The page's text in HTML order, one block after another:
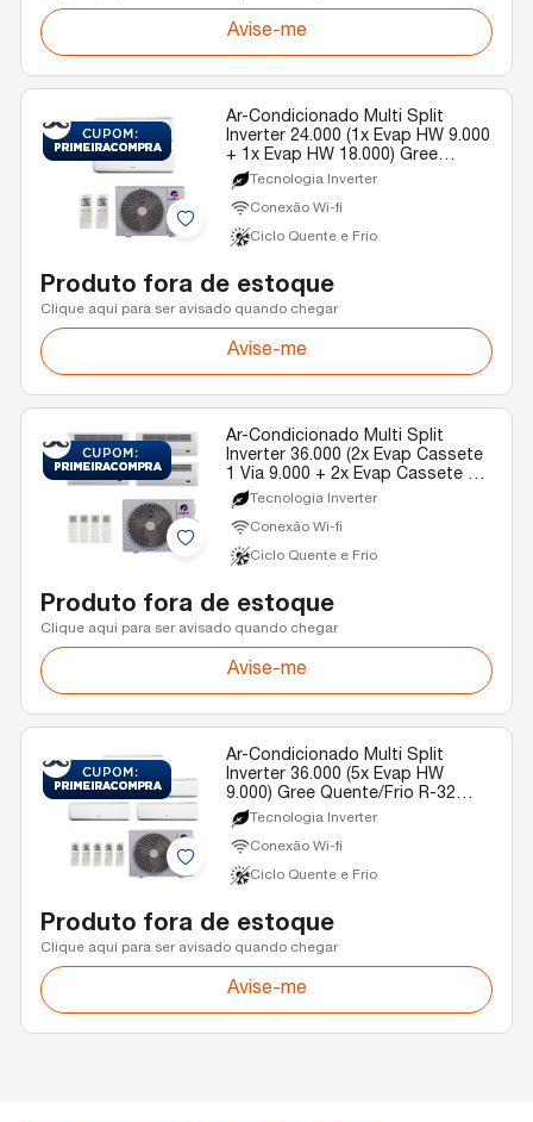
Avise-me
Ar-Condicionado Multi Split
Inverter 24.000 (1x Evap HW 9.000
+ 1x Evap HW 18.000) Gree
Quente/Frio 220v
Tecnologia Inverter
Conexão Wi-fi
Ciclo Quente e Frio
Produto fora de estoque
Clique aqui para ser avisado quando chegar
Avise-me
Ar-Condicionado Multi Split
Inverter 36.000 (2x Evap Cassete
1 Via 9.000 + 2x Evap Cassete 1
Via 18.000) Gree Quente/Frio R-
32 220v
Tecnologia Inverter
Conexão Wi-fi
Ciclo Quente e Frio
Produto fora de estoque
Clique aqui para ser avisado quando chegar
Avise-me
Ar-Condicionado Multi Split
Inverter 36.000 (5x Evap HW
9.000) Gree Quente/Frio R-32
220VTecnologia Inverter
Conexão Wi-fi
Ciclo Quente e Frio
Produto fora de estoque
Clique aqui para ser avisado quando chegar
Avise-me